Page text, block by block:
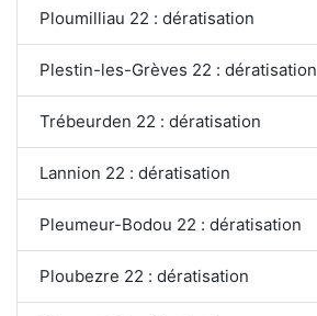
Ploumilliau 22 : dératisation
Plestin-les-Grèves 22 : dératisation
Trébeurden 22 : dératisation
Lannion 22 : dératisation
Pleumeur-Bodou 22 : dératisation
Ploubezre 22 : dératisation